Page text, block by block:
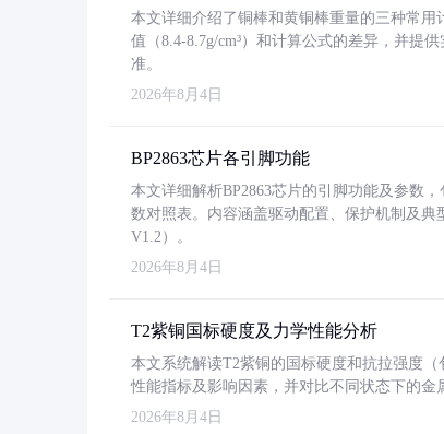
本文详细介绍了铜棒和黄铜棒重量的三种常
值（8.4-8.7g/cm³）和计算公式的差异，并提
准。
2026年8月4日
BP2863芯片各引脚功能
本文详细解析BP2863芯片的引脚功能及参数
数对照表。内容涵盖驱动配置、保护机制及
V1.2）。
2026年8月4日
T2紫铜国标硬度及力学性能分析
本文系统解读T2紫铜的国标硬度和抗拉强度
性能指标及影响因素，并对比不同状态下的金
2026年8月4日